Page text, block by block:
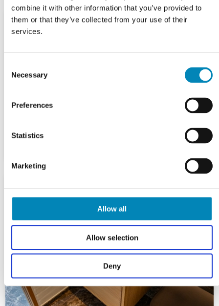
combine it with other information that you’ve provided to
them or that they’ve collected from your use of their
services.
Selection
Necessary
Preferences
Statistics
Marketing
Allow all
Allow selection
Deny